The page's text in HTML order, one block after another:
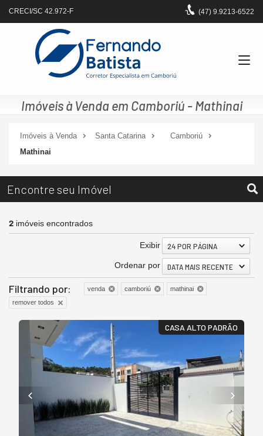
CRECI/SC 42.972-F (47) 9.9213-6522
Imóveis à Venda em Camboriú - Mathinai
Imóveis à Venda Santa Catarina
Camboriú
Mathinai
Encontre seu Imóvel
2 imóveis encontrados
Exibir 24 POR PÁGINA
Ordenar por DATA MAIS RECENTE
Filtrando por: venda camboriú
mathinai
remover todos
CASA ALTO PADRÃO